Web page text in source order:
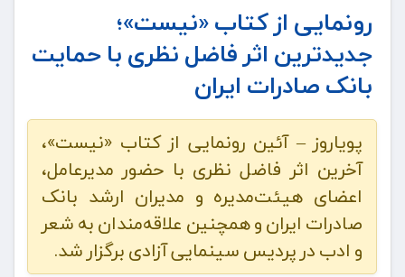
رونمایی از کتاب «نیست»؛
جدیدترین اثر فاضل نظری با حمایت
بانک صادرات ایران
پویاروز – آئین رونمایی از کتاب «نیست»،
آخرین اثر فاضل نظری با حضور مدیرعامل،
اعضای هیئت‌مدیره و مدیران ارشد بانک
صادرات ایران و همچنین علاقه‌مندان به شعر
و ادب در پردیس سینمایی آزادی برگزار شد.